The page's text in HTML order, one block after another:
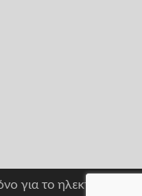
για το ηλεκτρονικό